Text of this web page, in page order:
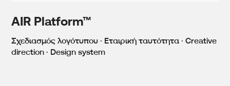
AIR Platform™
Σχεδιασμός λογότυπου · Εταιρική ταυτότητα · Creative
direction · Design system